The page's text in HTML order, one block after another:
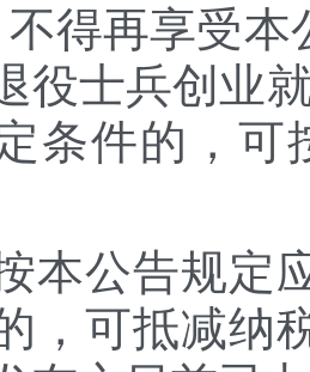
得再享受
役士兵创业
条件的，可
公告规定应
，可抵减纳